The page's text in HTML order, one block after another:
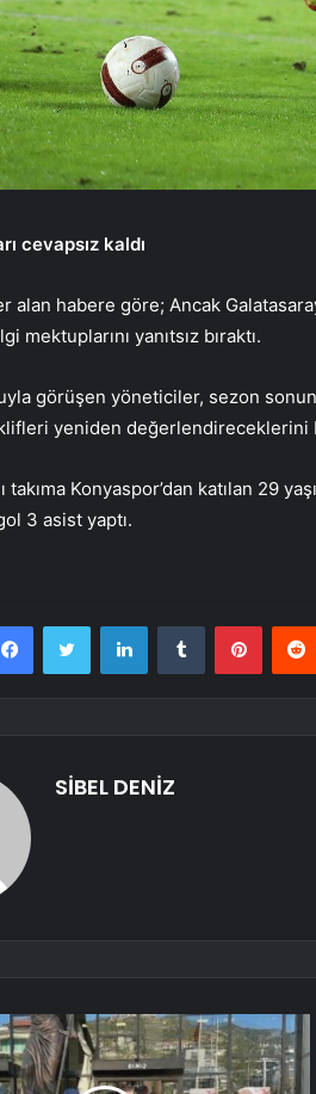
cevapsız kaldı
alan habere göre; Ancak
mektuplarını yanıtsız bıraktı.
görüşen yöneticiler, sezon
yeniden değerlendireceklerini
takıma Konyaspor’dan katılan 29
3 asist yaptı.
FacebookTwitter LinkedInTumblr
SİBEL DENİZ